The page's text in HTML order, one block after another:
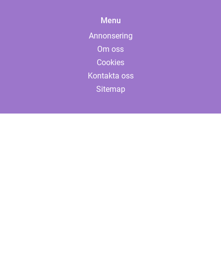
Menu
Annonsering
Om oss
Cookies
Kontakta oss
Sitemap